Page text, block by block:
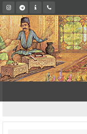
کتابخانه ملی